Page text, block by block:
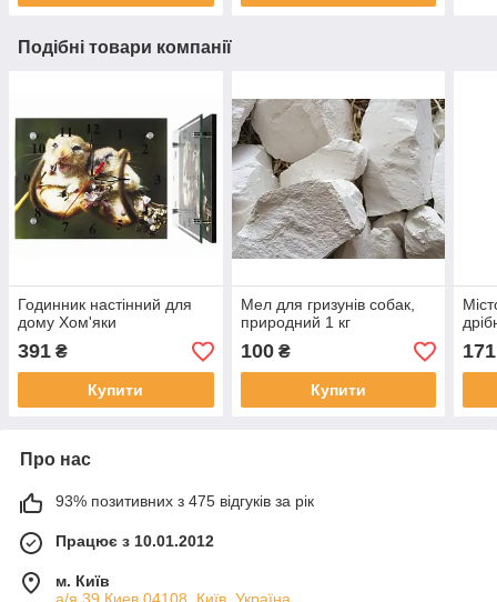
Подібні товари компанії
Годинник настінний для
дому Хом'яки
391 ₴
Купити
Мел для гризунів собак,
природний 1 кг
100₴
Купити
171
Про нас
93% позитивних з 475 відгуків за рік
Працює з 10.01.2012
м. Київ